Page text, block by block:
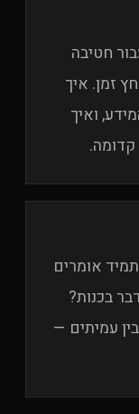
חטיבה
זמן. איך
ואיך
קדומה.
אומרים
בכנות?
עמיתים —